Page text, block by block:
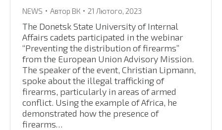
NEWS Автор ВК 21 Лютого, 2023
The Donetsk State University of Internal
Affairs cadets participated in the webinar
“Preventing the distribution of firearms”
from the European Union Advisory Mission.
The speaker of the event, Christian Lipmann,
spoke about the illegal trafficking of
firearms, particularly in areas of armed
conflict. Using the example of Africa, he
demonstrated how the presence of
firearms…